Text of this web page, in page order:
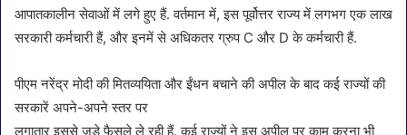
आपातकालीन सेवाओं में लगे हुए हैं. वर्तमान में, इस पूर्वोत्तर राज्य में लगभग एक लाख
सरकारी कर्मचारी हैं, और इनमें से अधिकतर ग्रुप C और D के कर्मचारी हैं.
पीएम नरेंद्र मोदी की मितव्ययिता और ईंधन बचाने की अपील के बाद कई राज्यों की
सरकारें अपने-अपने स्तर पर
लगातार इससे जुड़े फैसले ले रही हैं. कई राज्यों ने इस अपील पर काम करना भी